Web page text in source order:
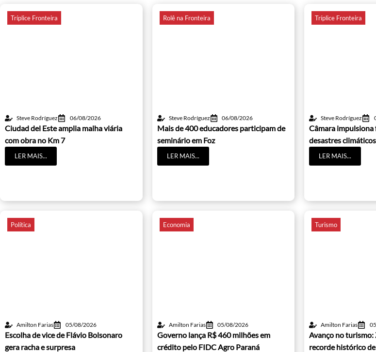
Tríplice Fronteira
Steve Rodríguez 06/08/2026
Ciudad del Este amplia malha viária
com obra no Km 7
LER MAIS...
Rolê na Fronteira
Steve Rodríguez 06/08/2026
Mais de 400 educadores participam de
seminário em Foz
LER MAIS...
Tríplice Fronteira
Steve Rodríguez
Câmara
desastres
LER MAIS...
Política
Amilton Farias 05/08/2026
Escolha de vice de Flávio Bolsonaro
gera racha e surpresa
Economia
Amilton Farias 05/08/2026
Governo lança R$ 460 milhões em
crédito pelo FIDC Agro Paraná
Turismo
Amilton Farias
Avanço no turismo:
recorde histórico